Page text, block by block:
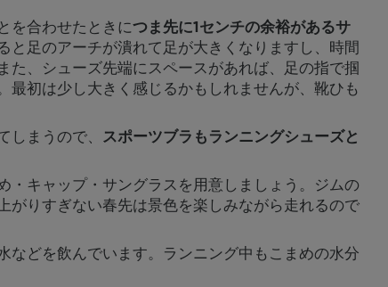
を合わせたときにつま先に1センチの余裕があるサ
と足のアーチが潰れて足が大きくなりますし、時間
た、シューズ先端にスペースがあれば、足の指で掴
最初は少し大きく感じるかもしれませんが、靴ひも
しまうので、
スポーツブラもランニングシューズと
・キャップ・サングラスを用意しましょう。ジムの
がりすぎない春先は景色を楽しみながら走れるので
などを飲んでいます。ランニング中もこまめの水分